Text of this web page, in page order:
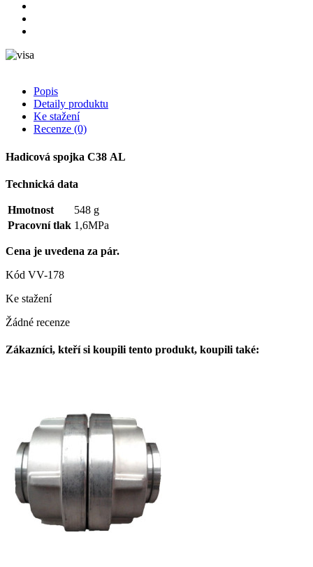
Popis
Detaily produktu
Ke stažení
Recenze (0)
Hadicová spojka C38 AL
Technická data
Hmotnost
548 g
Pracovní tlak 1,6MPa
Cena je uvedena za pár.
Kód VV-178
Ke stažení
Žádné recenze
Zákazníci, kteří si koupili tento produkt, koupili také: